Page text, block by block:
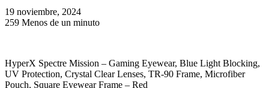
19 noviembre, 2024
259 Menos de un minuto
HyperX Spectre Mission – Gaming Eyewear, Blue Light Blocking,
UV Protection, Crystal Clear Lenses, TR-90 Frame, Microfiber
Pouch, Square Eyewear Frame – Red